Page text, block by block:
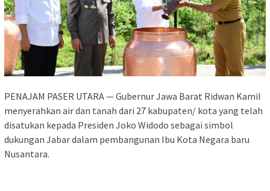
PENAJAM PASER UTARA — Gubernur Jawa Barat Ridwan Kamil
menyerahkan air dan tanah dari 27 kabupaten/ kota yang telah
disatukan kepada Presiden Joko Widodo sebagai simbol
dukungan Jabar dalam pembangunan Ibu Kota Negara baru
Nusantara.